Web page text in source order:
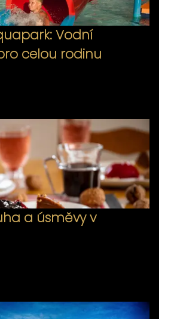
Vodní
celou rodinu
a úsměvy v